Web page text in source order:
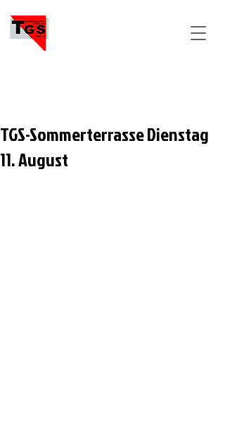
TGS-Sommerterrasse Dienstag
11. August